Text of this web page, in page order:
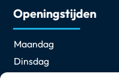
Openingstijden
Maandag
Dinsdag